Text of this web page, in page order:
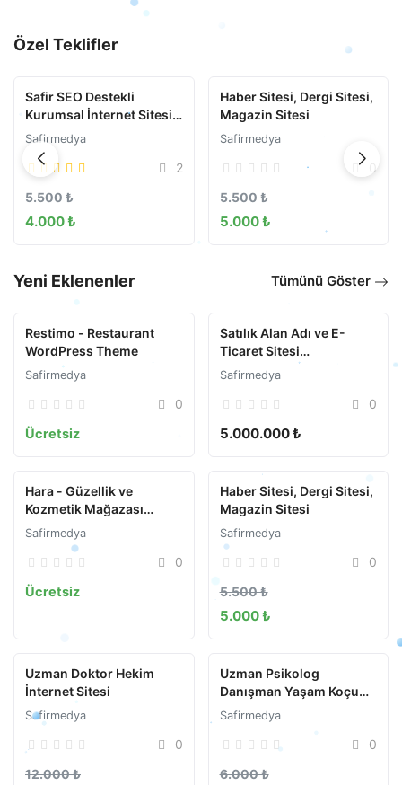
Özel Teklifler
Safir SEO Destekli
Kurumsal İnternet Sitesi -
Her Firmaya Özel Farklı
Tasarım Site
Safirmedya
2
5.500 ₺
4.000 ₺
Haber Sitesi, Dergi Sitesi,
Magazin Sitesi
Safirmedya
0
5.500 ₺
5.000 ₺
Yeni Eklenenler Tümünü Göster
Restimo - Restaurant
WordPress Theme
Safirmedya
0
Ücretsiz
Satılık Alan Adı ve E-
Ticaret Sitesi
Evineteslim.com
Safirmedya
0
5.000.000 ₺
Hara - Güzellik ve
Kozmetik Mağazası
WooCommerce Teması
Safirmedya
0
Ücretsiz
Haber Sitesi, Dergi Sitesi,
Magazin Sitesi
Safirmedya
0
5.500 ₺
5.000 ₺
Uzman Doktor Hekim
İnternet Sitesi
Safirmedya
0
12.000 ₺
Uzman Psikolog
Danışman Yaşam Koçu
İnternet Sitesi
Safirmedya
0
6.000 ₺